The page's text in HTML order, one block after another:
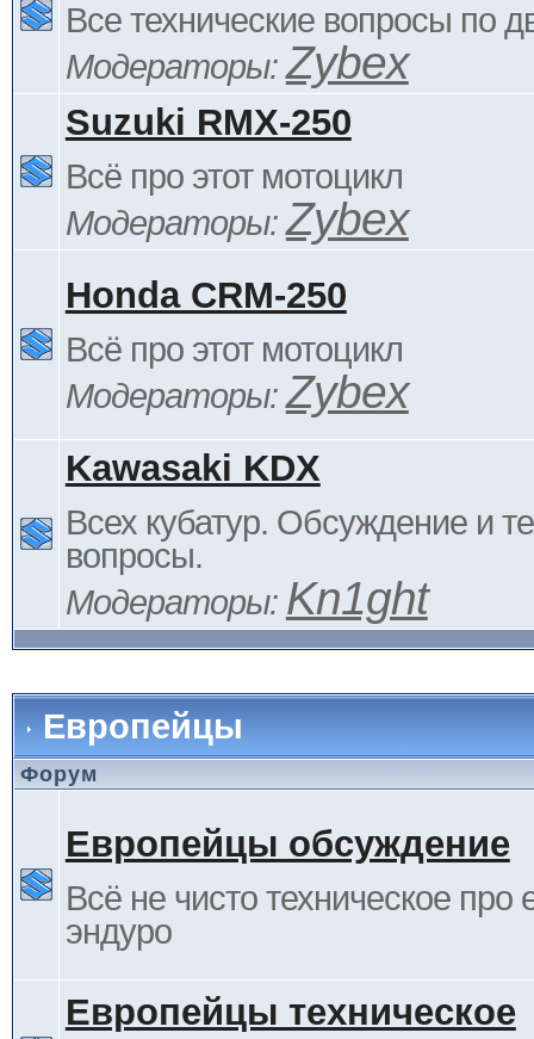
Все технические вопросы по
Модераторы:Zybex
Suzuki RMX-250
Всё про этот мотоцикл
Модераторы:Zybex
Honda CRM-250
Всё про этот мотоцикл
Модераторы:Zybex
Kawasaki KDX
Всех кубатур. Обсуждение и
вопросы.
Модераторы: Kn1ght
Европейцы
Форум
Европейцы обсуждение
Всё не чисто техническое про
эндуро
Европейцы техническое